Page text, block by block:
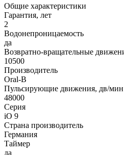
Общие характеристики
Гарантия, лет
2
Водонепроницаемость
да
Возвратно-вращательные
10500
Производитель
Oral-B
Пульсирующие движения, дв/мин
48000
Серия
iO 9
Страна производитель
Германия
Таймер
да